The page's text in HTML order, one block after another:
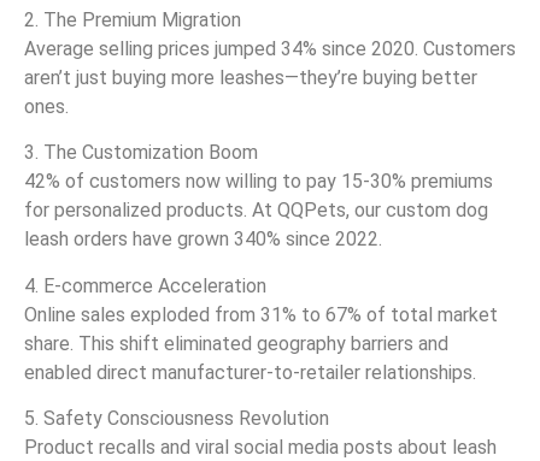
2. The Premium Migration
Average selling prices jumped 34% since 2020. Customers
aren’t just buying more leashes—they’re buying better
ones.
3. The Customization Boom
42% of customers now willing to pay 15-30% premiums
for personalized products. At QQPets, our custom dog
leash orders have grown 340% since 2022.
4. E-commerce Acceleration
Online sales exploded from 31% to 67% of total market
share. This shift eliminated geography barriers and
enabled direct manufacturer-to-retailer relationships.
5. Safety Consciousness Revolution
Product recalls and viral social media posts about leash